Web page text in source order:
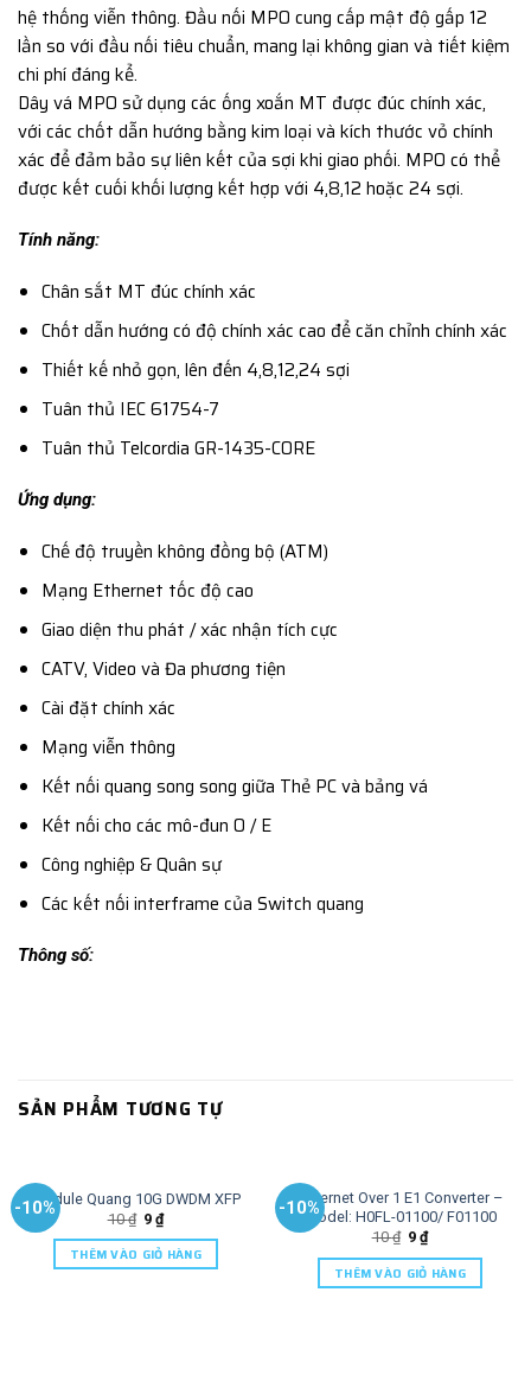
hệ thống viễn thông. Đầu nối MPO cung cấp mật độ gấp 12
lần so với đầu nối tiêu chuẩn, mang lại không gian và tiết kiệm
chi phí đáng kể.
Dây vá MPO sử dụng các ống xoắn MT được đúc chính xác,
với các chốt dẫn hướng bằng kim loại và kích thước vỏ chính
xác để đảm bảo sự liên kết của sợi khi giao phối. MPO có thể
được kết cuối khối lượng kết hợp với 4,8,12 hoặc 24 sợi.
Tính năng:
Chân sắt MT đúc chính xác
Chốt dẫn hướng có độ chính xác cao để căn chỉnh chính xác
Thiết kế nhỏ gọn, lên đến 4,8,12,24 sợi
Tuân thủ IEC 61754-7
Tuân thủ Telcordia GR-1435-CORE
Ứng dụng:
Chế độ truyền không đồng bộ (ATM)
Mạng Ethernet tốc độ cao
Giao diện thu phát / xác nhận tích cực
CATV, Video và Đa phương tiện
Cài đặt chính xác
Mạng viễn thông
Kết nối quang song song giữa Thẻ PC và bảng vá
Kết nối cho các mô-đun O / E
Công nghiệp & Quân sự
Các kết nối interframe của Switch quang
Thông số:
SẢN PHẨM TƯƠNG TỰ
-10%Module Quang 10G DWDM XFP
10₫ 9₫
THÊM VÀO GIỎ HÀNG
-10%Ethernet Over 1 E1 Converter –
Model: H0FL-01100/ F01100
10₫ 9₫
THÊM VÀO GIỎ HÀNG